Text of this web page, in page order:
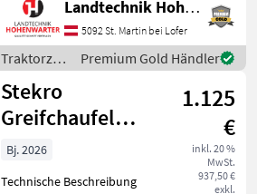
Maschinenzentrum St.
Martin die Kroko mini
ausführlich vorzustellen
und gegebenenfalls
vorzuführen. Unse
Landtechnik Hohenwarter GmbH
5092 St. Martin bei Lofer
Traktorzubehör
/ Stekro
Premium Gold Händler
Stekro
Greifchaufel
mini
verschiedene
1.125
€
inkl. 20 %
MwSt.
937,50 €
exkl.
Bj. 2026
Technische Beschreibung